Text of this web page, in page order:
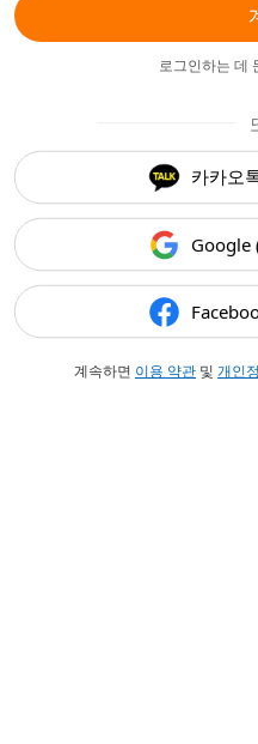
로그인하는 데
카카오
Google
계속하면 이용 약관 및 개인